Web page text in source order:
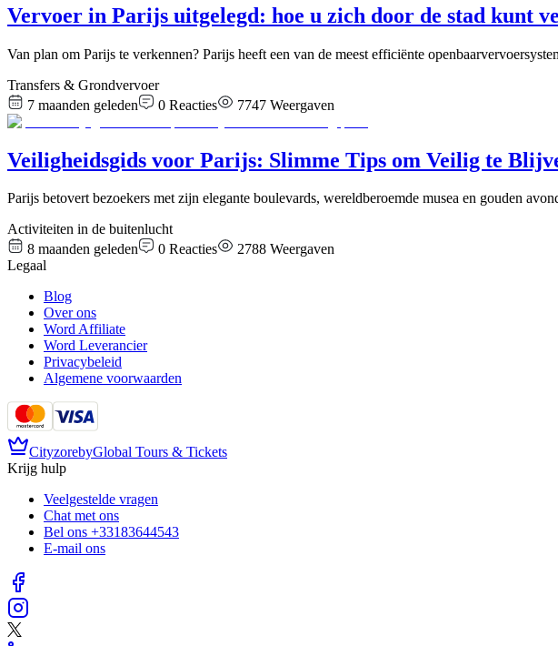
Vervoer in Parijs uitgelegd: hoe u zich door de stad kunt
Van plan om Parijs te verkennen? Parijs heeft een van de meest efficiënte
Transfers & Grondvervoer
7 maanden geleden
0 Reacties 7747 Weergaven
Veiligheidsgids voor Parijs: Slimme Tips om Veilig te
Parijs betovert bezoekers met zijn elegante boulevards, wereldberoemde musea en gouden
Activiteiten in de buitenlucht
8 maanden geleden
0 Reacties 2788 Weergaven
Legaal
Blog
Over ons
Word Affiliate
Word Leverancier
Privacybeleid
Algemene voorwaarden
CityzorebyGlobal Tours & Tickets
Krijg hulp
Veelgestelde vragen
Chat met ons
Bel ons +33183644543
E-mail ons